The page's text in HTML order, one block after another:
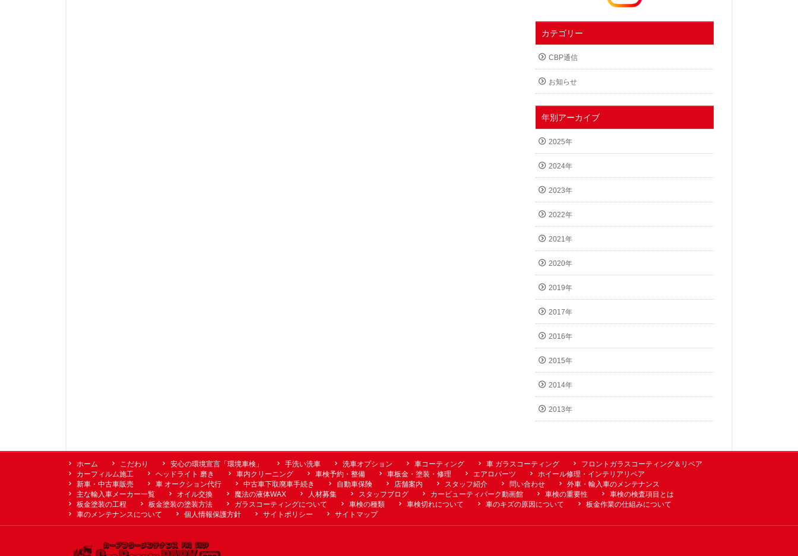
カテゴリー
CBP通信
お知らせ
年別アーカイブ
2025年
2024年
2023年
2022年
2021年
2020年
2019年
2017年
2016年
2015年
2014年
2013年
ホーム こだわり 安心の環境宣言「環境車検」 手洗い洗車 洗車オプション 車コーティング 車 ガラスコーティング
フロントガラスコーティング＆リペア
カーフィルム施工
ヘッドライト 磨き 車内クリーニング 車検予約・整備 車板金・塗装・修理 エアロパーツ
ホイール修理・インテリアリペア
新車・中古車販売
車 オークション代行 中古車下取廃車手続き 自動車保険 店舗案内 スタッフ紹介 問い合わせ
外車・輸入車のメンテナンス
主な輸入車メーカー一覧
オイル交換 魔法の液体WAX 人材募集 スタッフブログ カービューティパーク動画館 車検の重要性
車検の検査項目とは
板金塗装の工程
板金塗装の塗装方法 ガラスコーティングについて 車検の種類 車検切れについて 車のキズの原因について
板金作業の仕組みについて
車のメンテナンスについて
個人情報保護方針 サイトポリシー サイトマップ